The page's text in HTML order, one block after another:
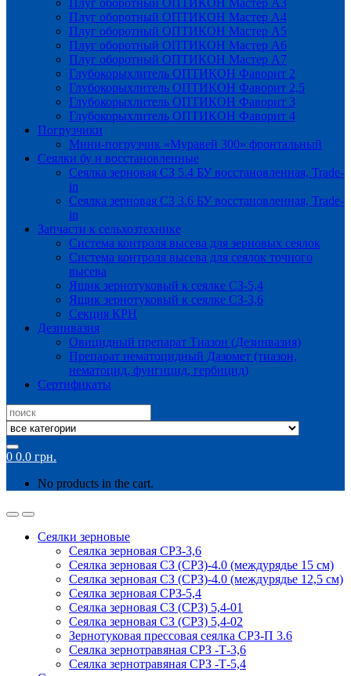
Плуг оборотный ОПТИКОН Мастер А3
Плуг оборотный ОПТИКОН Мастер А4
Плуг оборотный ОПТИКОН Мастер А5
Плуг оборотный ОПТИКОН Мастер А6
Плуг оборотный ОПТИКОН Мастер А7
Глубокорыхлитель ОПТИКОН Фаворит 2
Глубокорыхлитель ОПТИКОН Фаворит 2,5
Глубокорыхлитель ОПТИКОН Фаворит 3
Глубокорыхлитель ОПТИКОН Фаворит 4
Погрузчики
Мини-погрузчик «Муравей 300» фронтальный
Сеялки бу и восстановленные
Сеялка зерновая СЗ 5.4 БУ восстановленная, Trade-
in
Сеялка зерновая СЗ 3.6 БУ восстановленная, Trade-
in
Запчасти к сельхозтехнике
Система контроля высева для зерновых сеялок
Система контроля высева для сеялок точного
высева
Ящик зернотуковый к сеялке СЗ-5,4
Ящик зернотуковый к сеялке СЗ-3,6
Секция КРН
Дезинвазия
Овицидный препарат Тиазон (Дезинвазия)
Препарат нематоцидный Дазомет (тиазон,
нематоцид, фунгицид, гербицид)
Сертификаты
Search
for:
0 0.0 грн.
No products in the cart.
Сеялки зерновые
Сеялка зерновая СРЗ-3,6
Сеялка зерновая СЗ (СРЗ)-4.0 (междурядье 15 см)
Сеялка зерновая СЗ (СРЗ)-4.0 (междурядье 12,5 см)
Сеялка зерновая СРЗ-5,4
Сеялка зерновая СЗ (СРЗ) 5,4-01
Сеялка зерновая СЗ (СРЗ) 5,4-02
Зернотуковая прессовая сеялка СРЗ-П 3.6
Сеялка зернотравяная СРЗ -Т-3,6
Сеялка зернотравяная СРЗ -Т-5,4